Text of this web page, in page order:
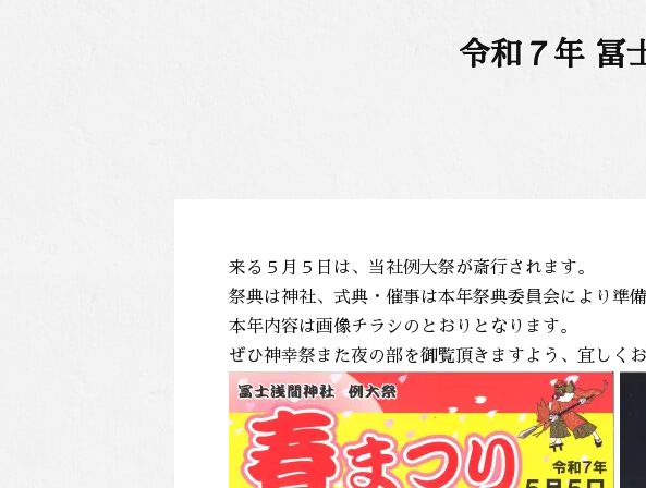
令和７年 冨
来る５月５日は、当社例大祭が斎行されます。
祭典は神社、式典・催事は本年祭典委員会により準
本年内容は画像チラシのとおりとなります。
ぜひ神幸祭また夜の部を御覧頂きますよう、宜しく